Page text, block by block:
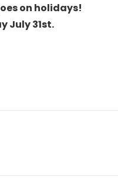
on holidays!
July 31st.